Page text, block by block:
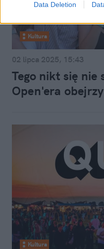
Data Deletion
Kultura
02 lipca 2025, 15:43
Tego nikt się nie
Open'era
Kultura